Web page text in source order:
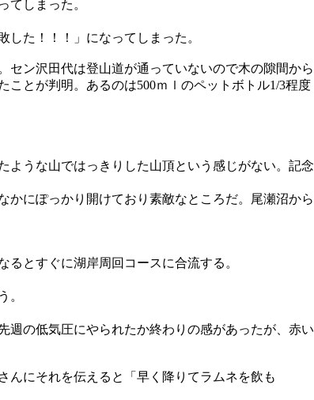
てしまった。
た！！！」になってしまった。
ン沢田代は登山道が通っていないので木の隙間から
とが判明。あるのは500ｍｌのペットボトル1/3程度
ような山ではっきりした山頂という感じがない。記念
にぽっかり開けており素敵なところだ。尾瀬沼から
とすぐに湖岸周回コースに合流する。
。
週の低気圧にやられたか終わりの感があったが、赤い
んにそれを伝えると「早く降りてラムネを飲も